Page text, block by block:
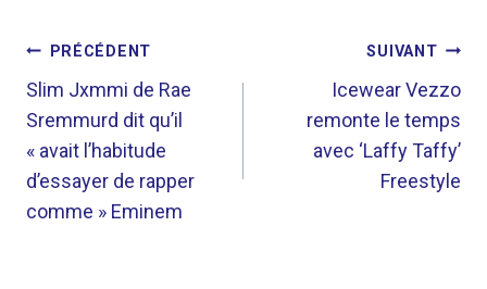
NAVIGATION
DE
L’ARTICLE
PRÉCÉDENT
Slim Jxmmi de Rae
Sremmurd dit qu’il
« avait l’habitude
d’essayer de rapper
comme » Eminem
SUIVANT
Icewear Vezzo
remonte le temps
avec ‘Laffy Taffy’
Freestyle